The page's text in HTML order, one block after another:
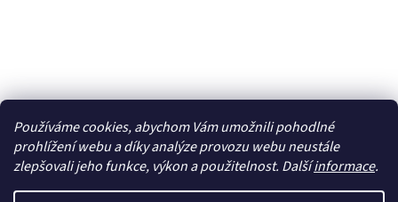
Používáme cookies, abychom Vám umožnili pohodlné
prohlížení webu a díky analýze provozu webu neustále
zlepšovali jeho funkce, výkon a použitelnost. Dalšíinformace.
Sledovat na Instagramu